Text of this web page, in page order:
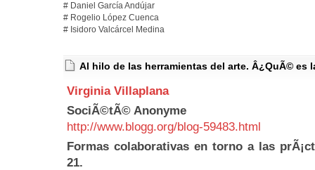
# Daniel García Andújar
# Rogelio López Cuenca
# Isidoro Valcárcel Medina
Al hilo de las herramientas del arte. Â¿QuÃ© es
Virginia Villaplana
SociÃ©tÃ© Anonyme
http://www.blogg.org/blog-59483.html
Formas colaborativas en torno a las
21.